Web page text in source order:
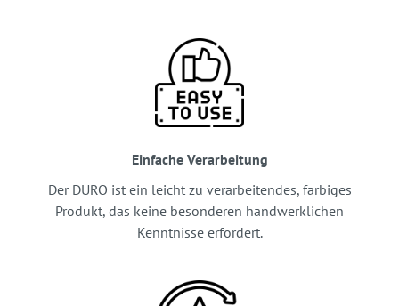
Einfache Verarbeitung
Der DURO ist ein leicht zu verarbeitendes, farbiges
Produkt, das keine besonderen handwerklichen
Kenntnisse erfordert.